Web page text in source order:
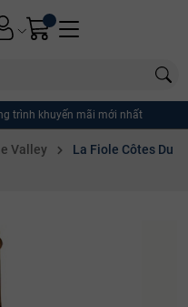
trình khuyến mãi mới nhất
Valley
La Fiole Côtes Du